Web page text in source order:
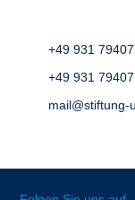
+49 931
+49 931
mail@stiftung-